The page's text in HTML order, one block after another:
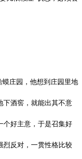
庄园，他想到庄园里地
下酒窖，就能出其不意
个好主意，于是召集好
烈反对，一贯性格比较